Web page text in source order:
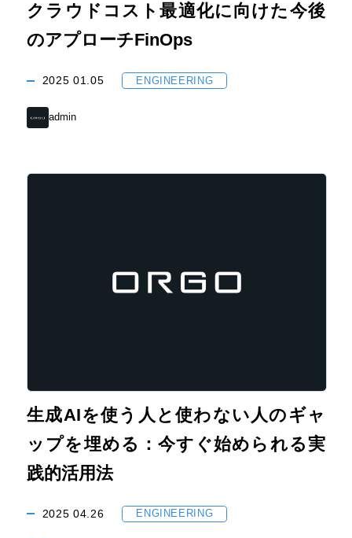
クラウドコスト最適化に向けた今後
のアプローチFinOps
2025 01.05 ENGINEERING
admin
生成AIを使う人と使わない人のギャ
ップを埋める：今すぐ始められる実
践的活用法
2025 04.26 ENGINEERING